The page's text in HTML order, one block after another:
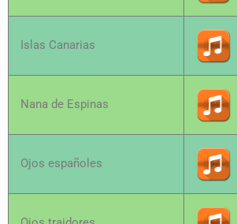
Islas Canarias
Nana de Espinas
Ojos españoles